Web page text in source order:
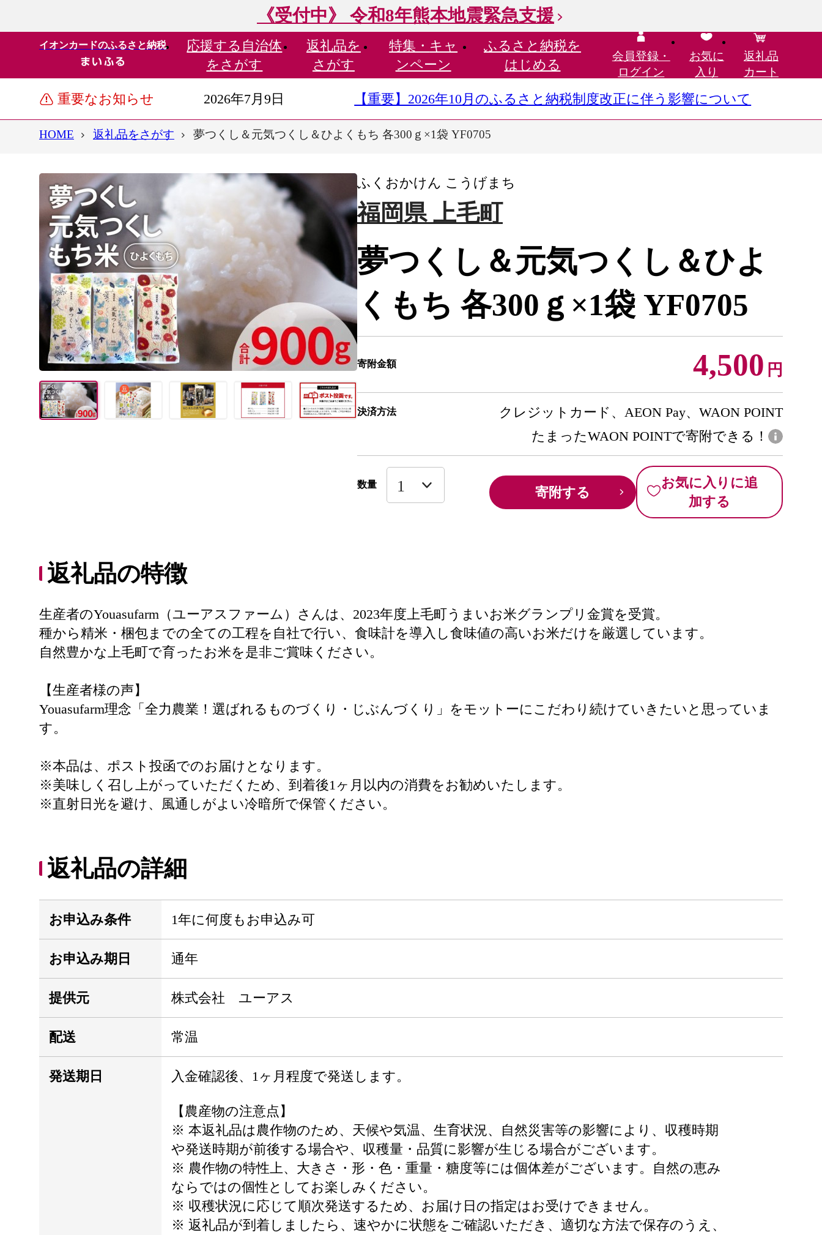
《受付中》 令和8年熊本地震緊急支援
イオンカードのふるさと納税 応援する 自治体
をさがす
返礼品を
さがす
特集・ キャ
ンペーン
ふるさと納税を
はじめる
会員登録・
ログイン
お気に
入り
返礼品
カート
重要なお知らせ 2026年7月9日 【重要】2026年10月のふるさと納税制度改正に伴う影響について
HOME 返礼品をさがす 夢つくし＆元気つくし＆ひよくもち 各300ｇ×1袋 YF0705
ふくおかけん こうげまち
福岡県 上毛町
夢つくし＆元気つくし＆ひよ
くもち 各300ｇ×1袋 YF0705
寄附金額 4,500 円
決済方法
クレジットカード、AEON Pay、WAON POINT
たまったWAON POINTで寄附できる！
数量 寄附する
お気に入りに追
加する
返礼品の特徴
生産者のYouasufarm（ユーアスファーム）さんは、2023年度上毛町うまいお米グランプリ金賞を受賞。
種から精米・梱包までの全ての工程を自社で行い、食味計を導入し食味値の高いお米だけを厳選しています。
自然豊かな上毛町で育ったお米を是非ご賞味ください。
【生産者様の声】
Youasufarm理念「全力農業！選ばれるものづくり・じぶんづくり」をモットーにこだわり続けていきたいと思っていま
す。
※本品は、ポスト投函でのお届けとなります。
※美味しく召し上がっていただくため、到着後1ヶ月以内の消費をお勧めいたします。
※直射日光を避け、風通しがよい冷暗所で保管ください。
返礼品の詳細
お申込み条件 1年に何度もお申込み可
お申込み期日 通年
提供元 株式会社 ユーアス
配送 常温
発送期日 入金確認後、1ヶ月程度で発送します。
【農産物の注意点】
※ 本返礼品は農作物のため、天候や気温、生育状況、自然災害等の影響により、収穫時期
や発送時期が前後する場合や、収穫量・品質に影響が生じる場合がございます。
※ 農作物の特性上、大きさ・形・色・重量・糖度等には個体差がございます。自然の恵み
ならではの個性としてお楽しみください。
※ 収穫状況に応じて順次発送するため、お届け日の指定はお受けできません。
※ 返礼品が到着しましたら、速やかに状態をご確認いただき、適切な方法で保存のうえ、